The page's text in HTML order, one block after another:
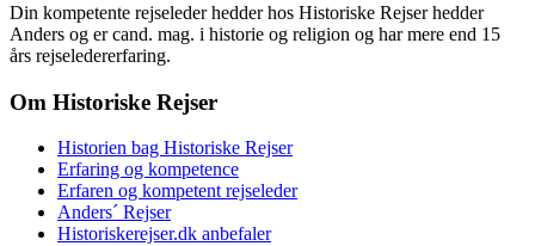
Din kompetente rejseleder hedder hos Historiske Rejser hedder
Anders og er cand. mag. i historie og religion og har mere end 15
års rejseledererfaring.
Om Historiske Rejser
Historien bag Historiske Rejser
Erfaring og kompetence
Erfaren og kompetent rejseleder
Anders´ Rejser
Historiskerejser.dk anbefaler